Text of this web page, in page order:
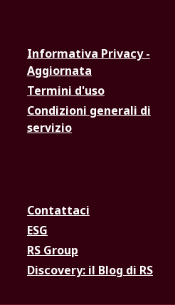
Informativa Privacy -
Aggiornata
Termini d'uso
Condizioni generali di
servizio
Contattaci
ESG
RS Group
Discovery: il Blog di RS